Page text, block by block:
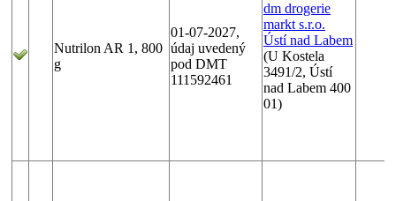
Nutrilon AR 1, 800
g
01-07-2027,
údaj uvedený
pod DMT
111592461
dm drogerie
markt s.r.o.
Ústí nad Labem
(U Kostela
3491/2, Ústí
nad Labem 400
01)